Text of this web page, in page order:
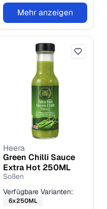
Mehr anzeigen
Heera
Green Chilli Sauce
Extra Hot 250ML
Soßen
Verfügbare Varianten:
6x250ML